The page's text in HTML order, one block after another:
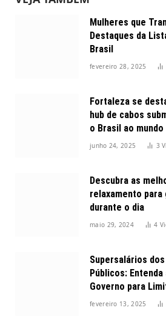
Mulheres que
Destaques da
Brasil
fevereiro 28, 2025
Fortaleza se
hub de cabos
o Brasil ao mundo
junho 24, 2025 3
Descubra as
relaxamento
durante o dia
maio 29, 2024 4
Supersalários
Públicos:
Governo para
2025
fevereiro 13, 2025